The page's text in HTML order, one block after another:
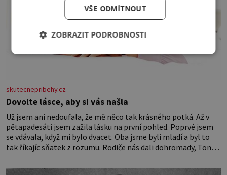
skutecnepribehy.cz
Dovolte lásce, aby si vás našla
Už jsem ani nedoufala, že mě něco tak krásného potká. Až v
pětapadesáti jsem zažila lásku na první pohled. Poprvé jsem
se vdávala, když mi bylo dvacet. Oba jsme byli mladí a byl to
tak říkajíc sňatek z rozumu. Rodiče nás dali dohromady, Toník
nesvědčilo, brzy jsme zjistili, že
VŠE ODMÍTNOUT
ZOBRAZIT PODROBNOSTI